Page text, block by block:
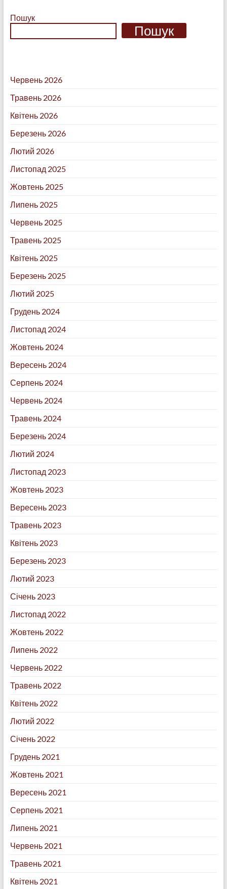
Пошук
Пошук
Червень 2026
Травень 2026
Квітень 2026
Березень 2026
Лютий 2026
Листопад 2025
Жовтень 2025
Липень 2025
Червень 2025
Травень 2025
Квітень 2025
Березень 2025
Лютий 2025
Грудень 2024
Листопад 2024
Жовтень 2024
Вересень 2024
Серпень 2024
Червень 2024
Травень 2024
Березень 2024
Лютий 2024
Листопад 2023
Жовтень 2023
Вересень 2023
Травень 2023
Квітень 2023
Березень 2023
Лютий 2023
Січень 2023
Листопад 2022
Жовтень 2022
Липень 2022
Червень 2022
Травень 2022
Квітень 2022
Лютий 2022
Січень 2022
Грудень 2021
Жовтень 2021
Вересень 2021
Серпень 2021
Липень 2021
Червень 2021
Травень 2021
Квітень 2021